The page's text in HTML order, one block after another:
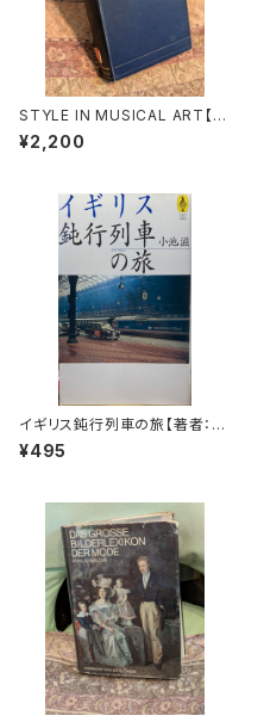
STYLE IN MUSICAL ART【著
者：C. HUBERT H.PARRY】出
版社：MACMILLAN AND CO,
¥2,200
イギリス鈍行列車の旅【著者：小
池滋】出版社：NTT出版 1997
年
¥495